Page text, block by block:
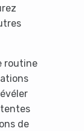
routine
de